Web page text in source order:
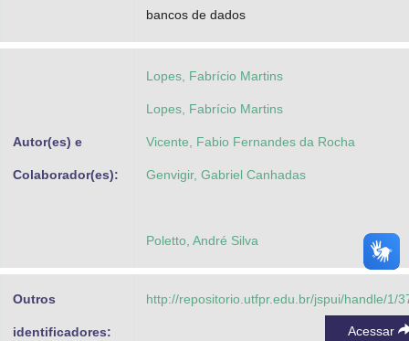
bancos de dados
Autor(es) e
Colaborador(es):
Lopes, Fabrício Martins
Lopes, Fabrício Martins
Vicente, Fabio Fernandes da Rocha
Genvigir, Gabriel Canhadas
Poletto, André Silva
Outros
identificadores:
http://repositorio.utfpr.edu.br/jspui/handle/1/
Acessar